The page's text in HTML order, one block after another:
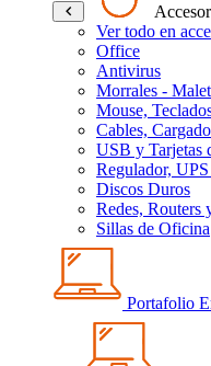
Ver todo en
Office
Antivirus
Morrales -
Mouse,
Cables,
USB y Tarjetas
Regulador,
Discos Duros
Redes, Routers
Sillas de Oficina
Portafolio